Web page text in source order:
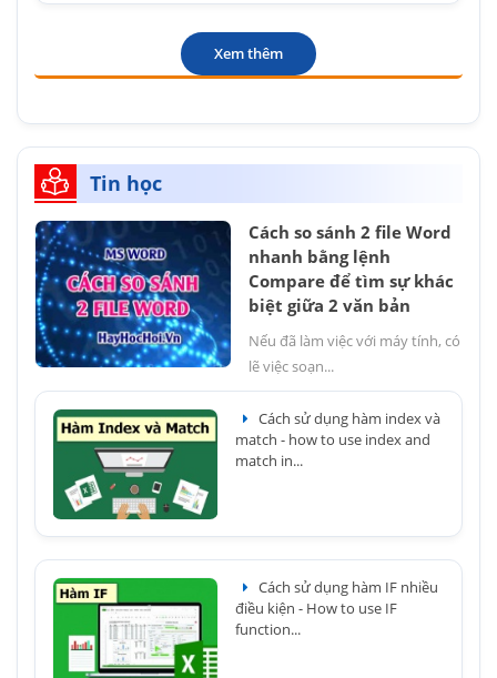
Xem thêm
Tin học
Cách so sánh 2 file Word
nhanh bằng lệnh
Compare để tìm sự khác
biệt giữa 2 văn bản
Nếu đã làm việc với máy tính, có
lẽ việc soạn...
Cách sử dụng hàm index và
match - how to use index and
match in...
Cách sử dụng hàm IF nhiều
điều kiện - How to use IF
function...